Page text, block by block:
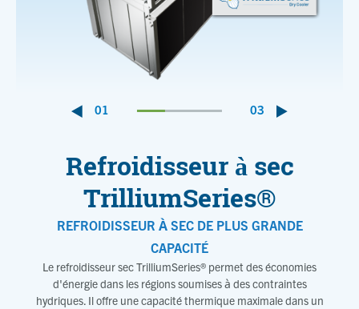
01 03
Refroidisseur à sec
TrilliumSeries®
REFROIDISSEUR À SEC DE PLUS GRANDE
CAPACITÉ
Le refroidisseur sec TrilliumSeries® permet des économies
d'énergie dans les régions soumises à des contraintes
hydriques. Il offre une capacité thermique maximale dans un